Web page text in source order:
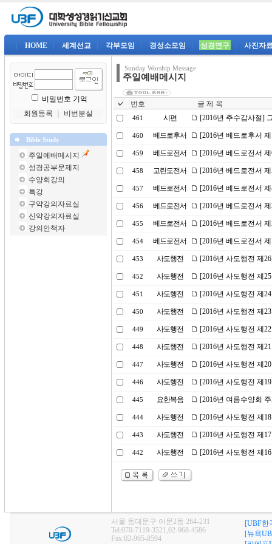
HOME 세계선교 각부모임 경성소모임 성경연구 사진자
비밀번호 기억
회원등록
비번분실
Bible Study
주일예배메시지
성경공부문제지
수양회강의
특강
구약강의자료실
신약강의자료실
강의안책자
Sunday Worship Message
주일예배메시지
번호 글 제 목
461 시편 [2016년 추수감사절]
460 베드로후서 [2016년 베드로후서
459 베드로전서 [2016년 베드로전서
458 고린도전서 [2016년 베드로전서
457 베드로전서 [2016년 베드로전서
456 베드로전서 [2016년 베드로전서
455 베드로전서 [2016년 베드로전서
454 베드로전서 [2016년 베드로전서
453 사도행전 [2016년 사도행전 제
452 사도행전 [2016년 사도행전 제
451 사도행전 [2016년 사도행전 제
450 사도행전 [2016년 사도행전 제
449 사도행전 [2016년 사도행전 제
448 사도행전 [2016년 사도행전 제
447 사도행전 [2016년 사도행전 제
446 사도행전 [2016년 사도행전 제
445 요한복음 [2016년 여름수양회
444 사도행전 [2016년 사도행전 제
443 사도행전 [2016년 사도행전 제
442 사도행전 [2016년 사도행전 제
서울 동대문구 이문2동 264-231
Tel:070-7119-3521,02-968-4586
Fax:02-965-8594
[UBF한
[뉴욕